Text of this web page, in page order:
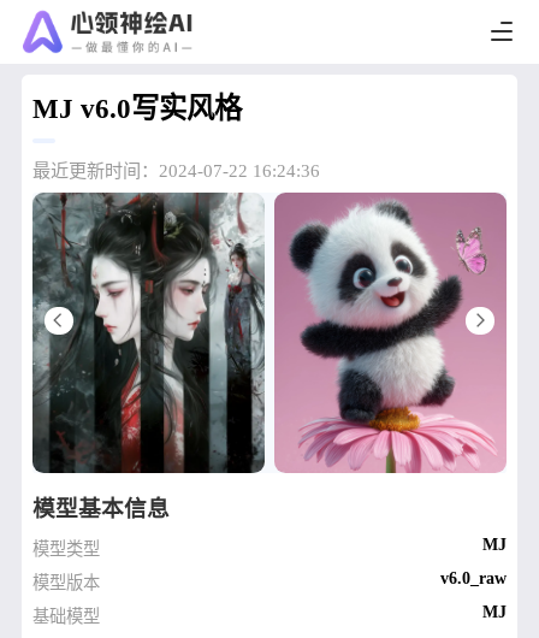
MJ v6.0写实风格
最近更新时间：2024-07-22 16:24:36
模型基本信息
模型类型
MJ
模型版本
v6.0_raw
基础模型
MJ